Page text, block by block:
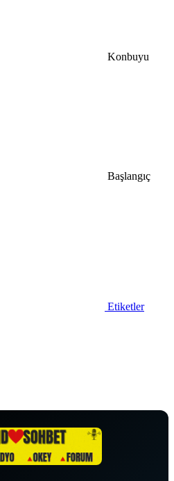
Konbuyu
Başlangıç
Etiketler